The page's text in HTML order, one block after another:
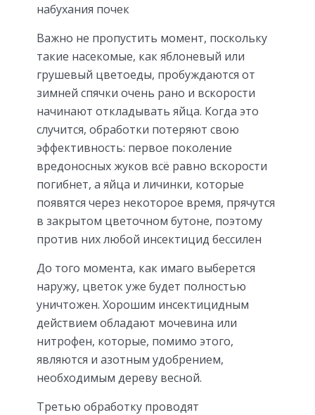
набухания почек
Важно не пропустить момент, поскольку
такие насекомые, как яблоневый или
грушевый цветоеды, пробуждаются от
зимней спячки очень рано и вскорости
начинают откладывать яйца. Когда это
случится, обработки потеряют свою
эффективность: первое поколение
вредоносных жуков всё равно вскорости
погибнет, а яйца и личинки, которые
появятся через некоторое время, прячутся
в закрытом цветочном бутоне, поэтому
против них любой инсектицид бессилен
До того момента, как имаго выберется
наружу, цветок уже будет полностью
уничтожен. Хорошим инсектицидным
действием обладают мочевина или
нитрофен, которые, помимо этого,
являются и азотным удобрением,
необходимым дереву весной.
Третью обработку проводят